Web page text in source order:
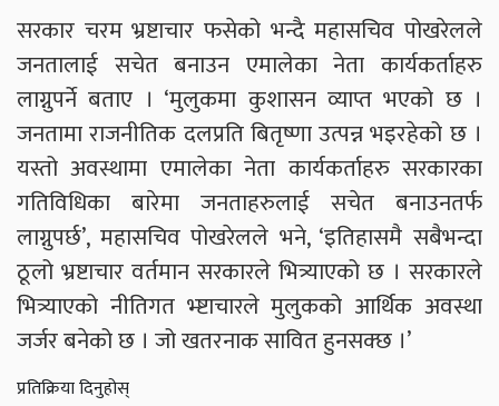
सरकार चरम भ्रष्टाचार फसेको भन्दै महासचिव पोखरेलले
जनतालाई सचेत बनाउन एमालेका नेता कार्यकर्ताहरु
लाग्नुपर्ने बताए । ‘मुलुकमा कुशासन व्याप्त भएको छ ।
जनतामा राजनीतिक दलप्रति बितृष्णा उत्पन्न भइरहेको छ ।
यस्तो अवस्थामा एमालेका नेता कार्यकर्ताहरु सरकारका
गतिविधिका बारेमा जनताहरुलाई सचेत बनाउनतर्फ
लाग्नुपर्छ’, महासचिव पोखरेलले भने, ‘इतिहासमै सबैभन्दा
ठूलो भ्रष्टाचार वर्तमान सरकारले भित्र्याएको छ । सरकारले
भित्र्याएको नीतिगत भ्ष्टाचारले मुलुकको आर्थिक अवस्था
जर्जर बनेको छ । जो खतरनाक सावित हुनसक्छ ।’
प्रतिक्रिया दिनुहोस्